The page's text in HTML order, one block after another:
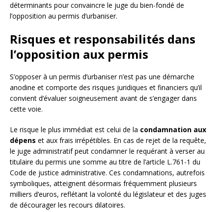
déterminants pour convaincre le juge du bien-fondé de
l’opposition au permis d’urbaniser.
Risques et responsabilités dans
l’opposition aux permis
S’opposer à un permis d’urbaniser n’est pas une démarche
anodine et comporte des risques juridiques et financiers qu’il
convient d’évaluer soigneusement avant de s’engager dans
cette voie.
Le risque le plus immédiat est celui de la condamnation aux
dépens et aux frais irrépétibles. En cas de rejet de la requête,
le juge administratif peut condamner le requérant à verser au
titulaire du permis une somme au titre de l’article L.761-1 du
Code de justice administrative. Ces condamnations, autrefois
symboliques, atteignent désormais fréquemment plusieurs
milliers d’euros, reflétant la volonté du législateur et des juges
de décourager les recours dilatoires.